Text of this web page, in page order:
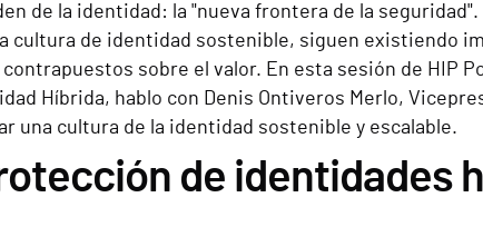
de la identidad: la "nueva frontera de la
cultura de identidad sostenible, siguen existiendo
sobre el valor. En esta sesión de HIP
Híbrida, hablo con Denis Ontiveros Merlo,
una cultura de la identidad sostenible y escalable.
de identidades